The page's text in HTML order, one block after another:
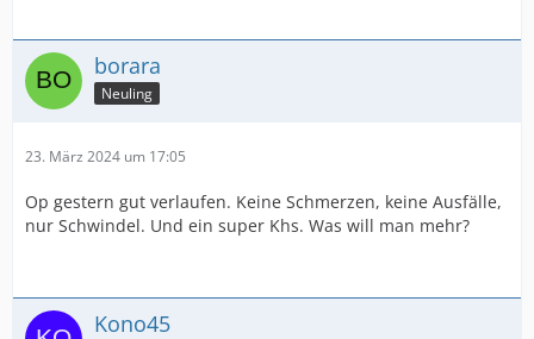
borara
Neuling
23. März 2024 um 17:05
Op gestern gut verlaufen. Keine Schmerzen, keine Ausfälle,
nur Schwindel. Und ein super Khs. Was will man mehr?
Kono45